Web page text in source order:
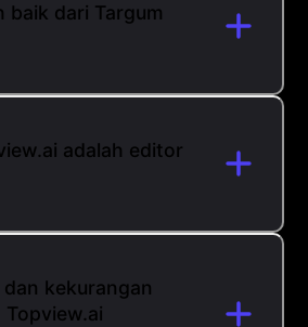
baik dari Targum
adalah editor
kekurangan